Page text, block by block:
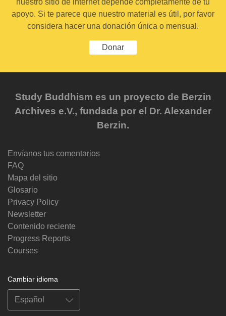
apoyo. Si te parece que nuestro material es útil, por favor
considera hacer una donación única o mensual.
Donar
Study Buddhism es un proyecto de Berzin
Archives e.V., fundada por el Dr. Alexander
Berzin.
Envíanos tus comentarios
FAQ
Mapa del sitio
Glosario
Privacy Policy
Newsletter
Contenido reciente
Progress Reports
Courses
Cambiar idioma